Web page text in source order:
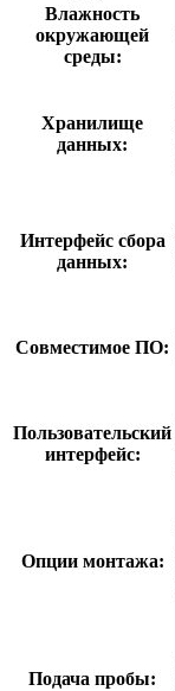
Влажность
окружающей
среды:
Хранилище
данных:
Интерфейс сбора
данных:
Совместимое ПО:
Пользовательский
интерфейс:
Опции монтажа:
Подача пробы: